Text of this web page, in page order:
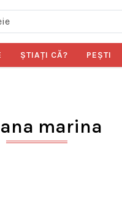
ŞTIAŢI CĂ? PEŞTI
marina